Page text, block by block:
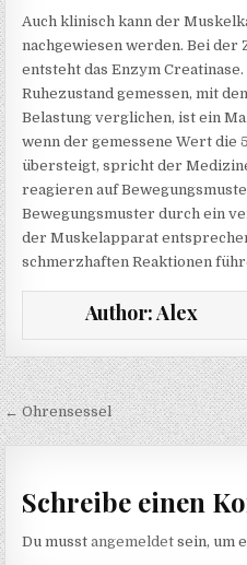
Auch klinisch kann der
nachgewiesen werden. Bei
entsteht das Enzym
Ruhezustand gemessen, mit
Belastung verglichen, ist ein
wenn der gemessene Wert die
übersteigt, spricht der
reagieren auf
Bewegungsmuster durch ein
der Muskelapparat
schmerzhaften Reaktionen
Author:Alex
← Ohrensessel
Schreibe einen
Du musstangemeldet sein, um